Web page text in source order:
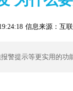
信息来源：互联
警提示等更实用的功